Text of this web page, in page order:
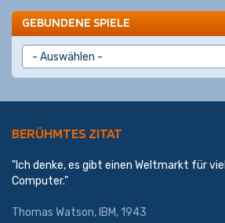
GEBUNDENE SPIELE
BERÜHMTES ZITAT
"Ich denke, es gibt einen Weltmarkt für
Computer."
Thomas Watson, IBM, 1943